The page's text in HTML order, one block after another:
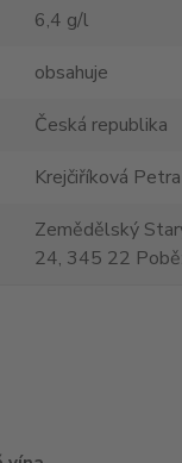
6,4 g/l
obsahuje
Česká republika
Krejčiříková Petra
Zemědělský
24, 345 22